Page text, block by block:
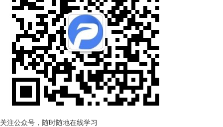
关注公众号，随时随地在线学习